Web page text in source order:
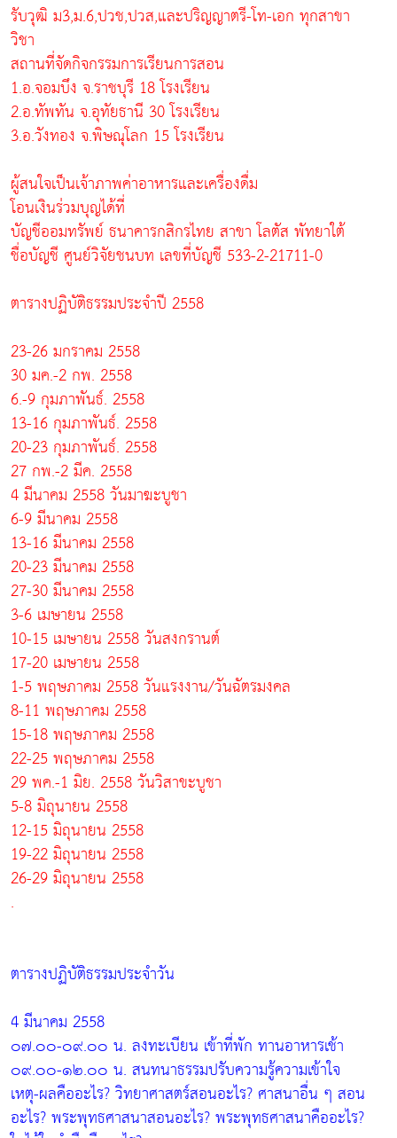
รับวุฒิ ม3,ม.6,ปวช,ปวส,และปริญญาตรี-โท-เอก ทุกสาขา
วิชา
สถานที่จัดกิจกรรมการเรียนการสอน
1.อ.จอมบึง จ.ราชบุรี 18 โรงเรียน
2.อ.ทัพทัน จ.อุทัยธานี 30 โรงเรียน
3.อ.วังทอง จ.พิษณุโลก 15 โรงเรียน
ผู้สนใจเป็นเจ้าภาพค่าอาหารและเครื่องดื่ม
โอนเงินร่วมบุญได้ที่
บัญชีออมทรัพย์ ธนาคารกสิกรไทย สาขา โลตัส พัทยาใต้
ชื่อบัญชี ศูนย์วิจัยชนบท เลขที่บัญชี 533-2-21711-0
ตารางปฏิบัติธรรมประจำปี 2558
23-26 มกราคม 2558
30 มค.-2 กพ. 2558
6.-9 กุมภาพันธ์. 2558
13-16 กุมภาพันธ์. 2558
20-23 กุมภาพันธ์. 2558
27 กพ.-2 มีค. 2558
4 มีนาคม 2558 วันมาฆะบูชา
6-9 มีนาคม 2558
13-16 มีนาคม 2558
20-23 มีนาคม 2558
27-30 มีนาคม 2558
3-6 เมษายน 2558
10-15 เมษายน 2558 วันสงกรานต์
17-20 เมษายน 2558
1-5 พฤษภาคม 2558 วันแรงงาน/วันฉัตรมงคล
8-11 พฤษภาคม 2558
15-18 พฤษภาคม 2558
22-25 พฤษภาคม 2558
29 พค.-1 มิย. 2558 วันวิสาขะบูชา
5-8 มิถุนายน 2558
12-15 มิถุนายน 2558
19-22 มิถุนายน 2558
26-29 มิถุนายน 2558
.
ตารางปฏิบัติธรรมประจำวัน
4 มีนาคม 2558
๐๗.๐๐-๐๙.๐๐ น. ลงทะเบียน เข้าที่พัก ทานอาหารเช้า
๐๙.๐๐-๑๒.๐๐ น. สนทนาธรรมปรับความรู้ความเข้าใจ
เหตุ-ผลคืออะไร? วิทยาศาสตร์สอนอะไร? ศาสนาอื่น ๆ สอน
อะไร? พระพุทธศาสนาสอนอะไร? พระพุทธศาสนาคืออะไร?